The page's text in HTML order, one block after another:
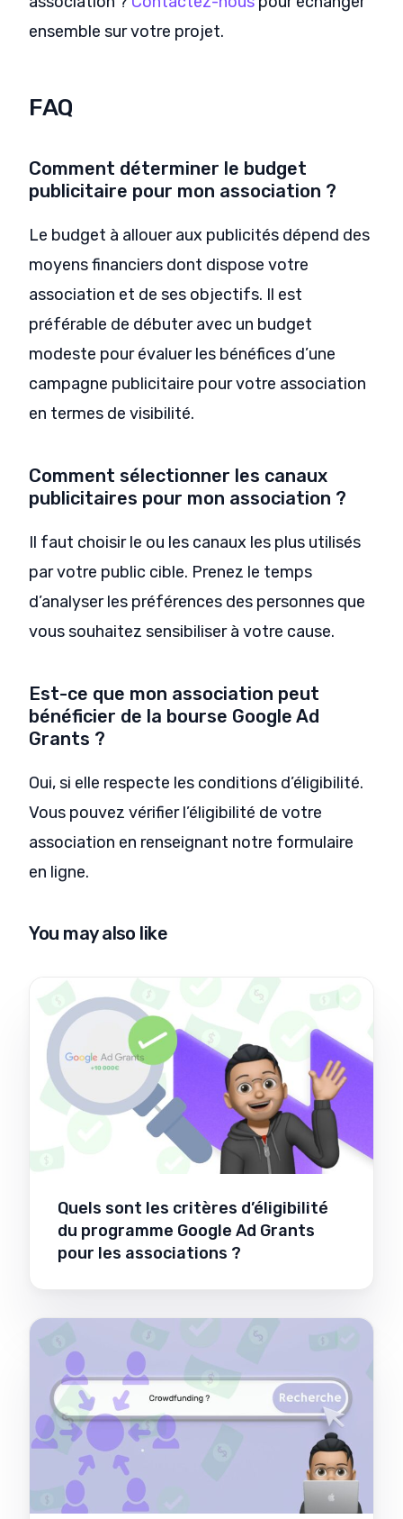
ensemble sur votre projet.
FAQ
Comment déterminer le budget
publicitaire pour mon association ?
Le budget à allouer aux publicités dépend des
moyens financiers dont dispose votre
association et de ses objectifs. Il est
préférable de débuter avec un budget
modeste pour évaluer les bénéfices d’une
campagne publicitaire pour votre association
en termes de visibilité.
Comment sélectionner les canaux
publicitaires pour mon association ?
Il faut choisir le ou les canaux les plus utilisés
par votre public cible. Prenez le temps
d’analyser les préférences des personnes que
vous souhaitez sensibiliser à votre cause.
Est-ce que mon association peut
bénéficier de la bourse Google Ad
Grants ?
Oui, si elle respecte les conditions d’éligibilité.
Vous pouvez vérifier l’éligibilité de votre
association en renseignant notre formulaire
en ligne.
You may also like
Quels sont les critères d’éligibilité
du programme Google Ad Grants
pour les associations ?